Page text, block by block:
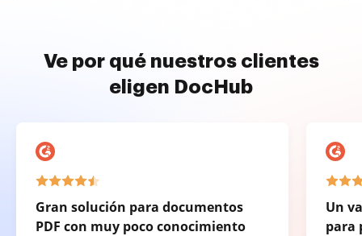
Ve por qué nuestros clientes
eligen DocHub
Gran solución para documentos
PDF con muy poco conocimiento
Un
para